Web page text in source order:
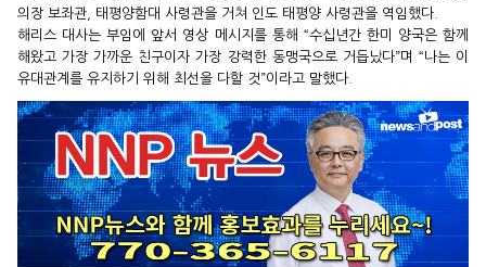
의장 보좌관, 태평양함대 사령관을 거쳐 인도 태평양 사령관을 역임했다.
해리스 대사는 부임에 앞서 영상 메시지를 통해 “수십년간 한미 양국은 함께
해왔고 가장 가까운 친구이자 가장 강력한 동맹국으로 거듭났다”며 “나는 이
유대관계를 유지하기 위해 최선을 다할 것”이라고 말했다.